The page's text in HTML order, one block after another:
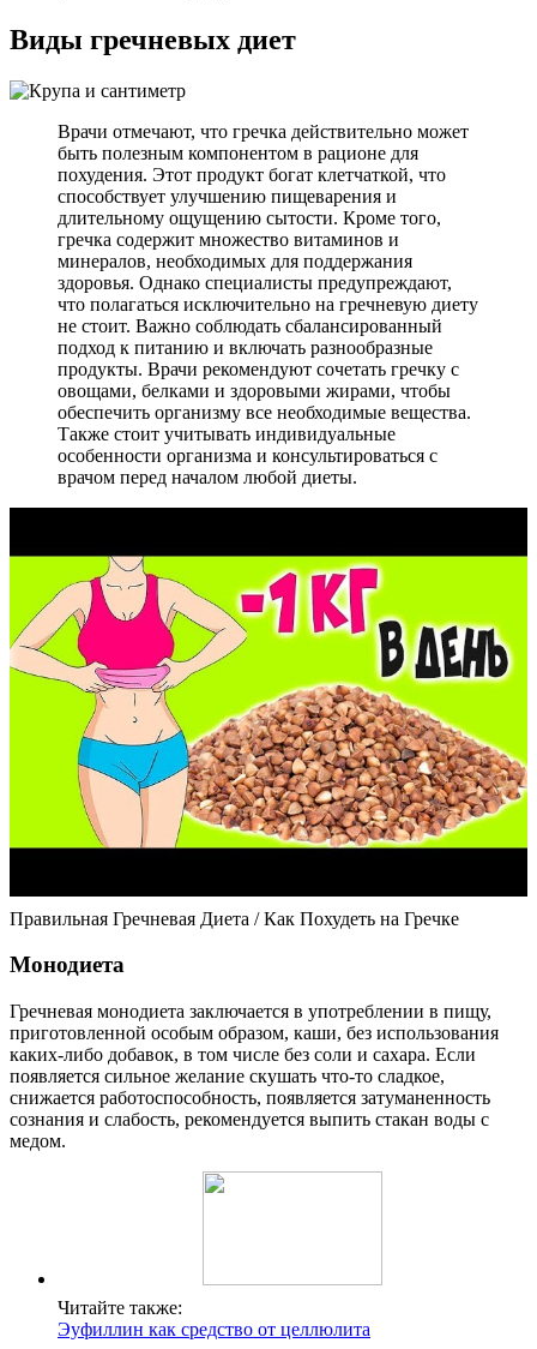
Виды гречневых диет
Врачи отмечают, что гречка действительно может
быть полезным компонентом в рационе для
похудения. Этот продукт богат клетчаткой, что
способствует улучшению пищеварения и
длительному ощущению сытости. Кроме того,
гречка содержит множество витаминов и
минералов, необходимых для поддержания
здоровья. Однако специалисты предупреждают,
что полагаться исключительно на гречневую диету
не стоит. Важно соблюдать сбалансированный
подход к питанию и включать разнообразные
продукты. Врачи рекомендуют сочетать гречку с
овощами, белками и здоровыми жирами, чтобы
обеспечить организму все необходимые вещества.
Также стоит учитывать индивидуальные
особенности организма и консультироваться с
врачом перед началом любой диеты.
Правильная Гречневая Диета / Как Похудеть на Гречке
Монодиета
Гречневая монодиета заключается в употреблении в пищу,
приготовленной особым образом, каши, без использования
каких-либо добавок, в том числе без соли и сахара. Если
появляется сильное желание скушать что-то сладкое,
снижается работоспособность, появляется затуманенность
сознания и слабость, рекомендуется выпить стакан воды с
медом.
Читайте также:
Эуфиллин как средство от целлюлита